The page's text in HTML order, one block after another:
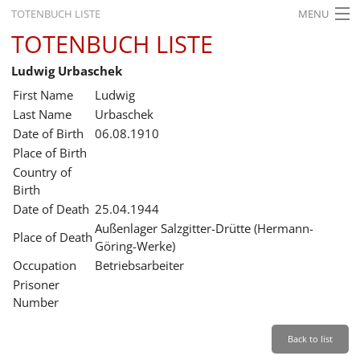
TOTENBUCH LISTE MENU
STARTSEITE
AUSSTELLUNGEN
GESCHICHTE
BILDUNG
FORSCHUNG
SERVICE
Leichte Sprache Back
Leichte
Gebärdensprache
TOTENBUCH LISTE
Ludwig Urbaschek
First Name
Ludwig
Last Name
Urbaschek
Date of Birth
06.08.1910
Place of Birth
Country of
Birth
Date of Death 25.04.1944
Place of Death
Außenlager Salzgitter-Drütte (Hermann-
Göring-Werke)
Occupation
Betriebsarbeiter
Prisoner
Number
Back to list